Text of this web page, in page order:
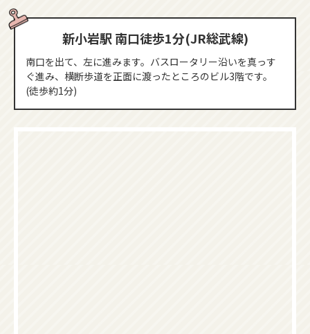
新小岩駅 南口徒歩1分(JR総武線)
南口を出て、左に進みます。バスロータリー沿いを真っす
ぐ進み、横断歩道を正面に渡ったところのビル3階です。
(徒歩約1分)